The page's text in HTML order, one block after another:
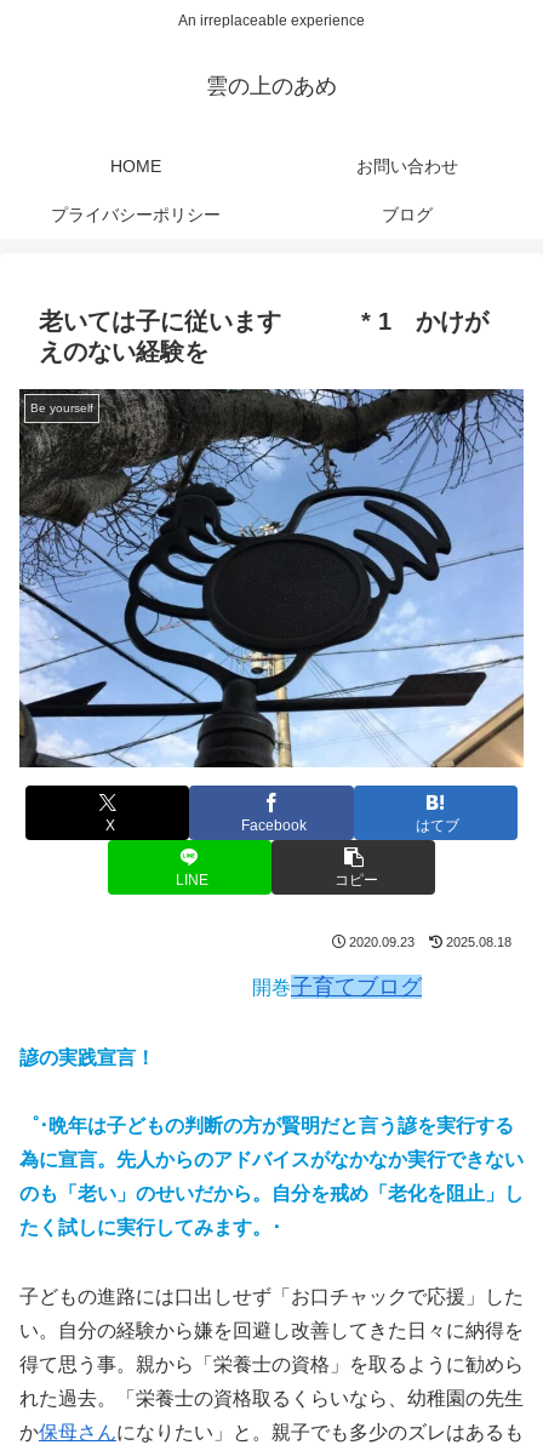
An irreplaceable experience
雲の上のあめ
HOME お問い合わせ
プライバシーポリシー ブログ
老いては子に従います * 1 かけが
えのない経験を
Be yourself
X Facebook はてブ
LINE コピー
2020.09.23 2025.08.18
開巻子育てブログ
諺の実践宣言！
゜･晩年は子どもの判断の方が賢明だと言う諺を実行する
為に宣言。先人からのアドバイスがなかなか実行できない
のも「老い」のせいだから。自分を戒め「老化を阻止」し
たく試しに実行してみます。･
子どもの進路には口出しせず「お口チャックで応援」した
い。自分の経験から嫌を回避し改善してきた日々に納得を
得て思う事。親から「栄養士の資格」を取るように勧めら
れた過去。「栄養士の資格取るくらいなら、幼稚園の先生
か保母さんになりたい」と。親子でも多少のズレはあるも